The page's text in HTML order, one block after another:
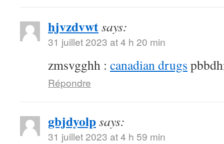
hjvzdvwtsays:
31 juillet 2023 at 4 h 20 min
zmsvgghh : canadian drugs
Répondre
gbjdyolpsays:
31 juillet 2023 at 4 h 59 min